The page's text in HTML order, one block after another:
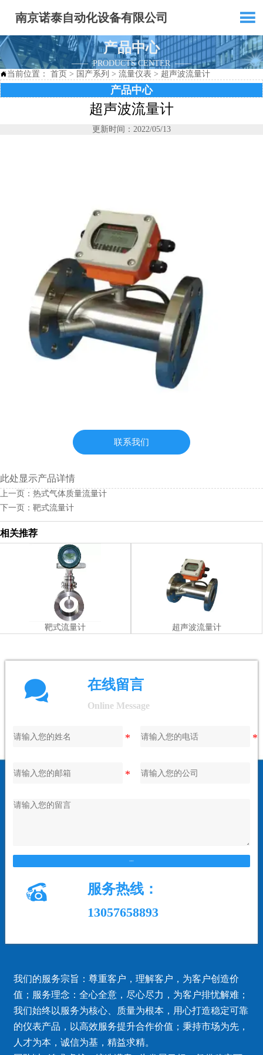
南京诺泰自动化设备有限公司 
产品中心
—— PRODUCTS CENTER ——
当前位置： 首页 > 国产系列 > 流量仪表 > 超声波流量计
产品中心
超声波流量计
更新时间：2022/05/13
联系我们
此处显示产品详情
上一页： 热式气体质量流量计
下一页： 靶式流量计
相关推荐
靶式流量计 超声波流量计
 在线留言
Online Message
 服务热线：
13057658893
我们的服务宗旨：尊重客户，理解客户，为客户创造价
值；服务理念：全心全意，尽心尽力，为客户排忧解难；
我们始终以服务为核心、质量为根本，用心打造稳定可靠
的仪表产品，以高效服务提升合作价值；秉持市场为先，
人才为本，诚信为基，精益求精。